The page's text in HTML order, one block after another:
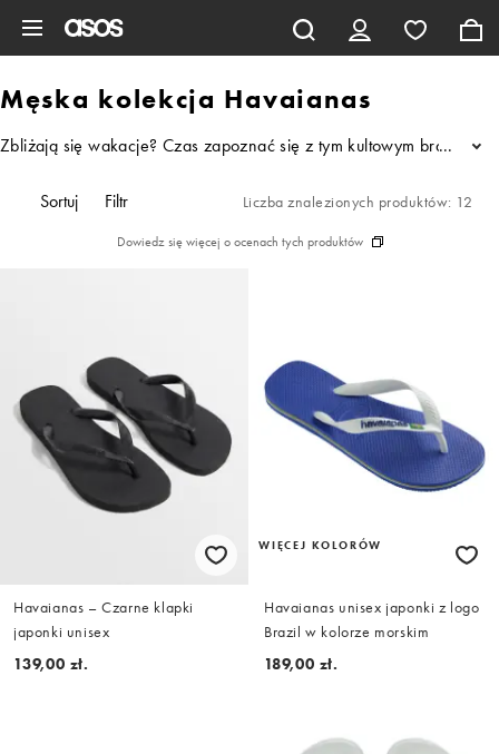
Męska kolekcja Havaianas
Zbliżają się wakacje? Czas zapoznać się z tym kultowym ...
Sortuj Filtr Liczba znalezionych produktów: 12
Dowiedz się więcej o ocenach tych produktów
Havaianas – Czarne klapki
japonki unisex
139,00 zł.
WIĘCEJ KOLORÓW
Havaianas unisex japonki z logo
Brazil w kolorze morskim
189,00 zł.